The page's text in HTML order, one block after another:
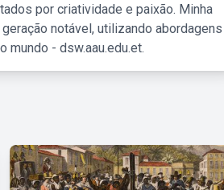
por criatividade e paixão. Minha
notável, utilizando abordagens
- dsw.aau.edu.et.